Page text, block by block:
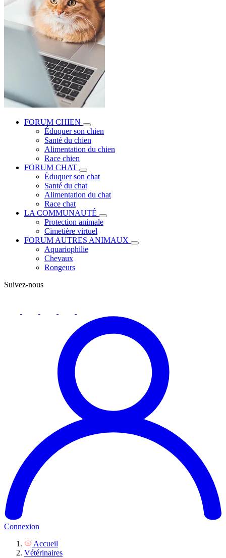
FORUM CHIEN
Éduquer son chien
Santé du chien
Alimentation du chien
Race chien
FORUM CHAT
Éduquer son chat
Santé du chat
Alimentation du chat
Race chat
LA COMMUNAUTÉ
Protection animale
Cimetière virtuel
FORUM AUTRES ANIMAUX
Aquariophilie
Chevaux
Rongeurs
Suivez-nous
Connexion
Accueil
Vétérinaires